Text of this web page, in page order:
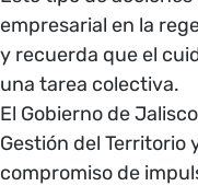
empresarial en la
y recuerda que el
una tarea colectiva.
El Gobierno de
Gestión del Territorio
compromiso de